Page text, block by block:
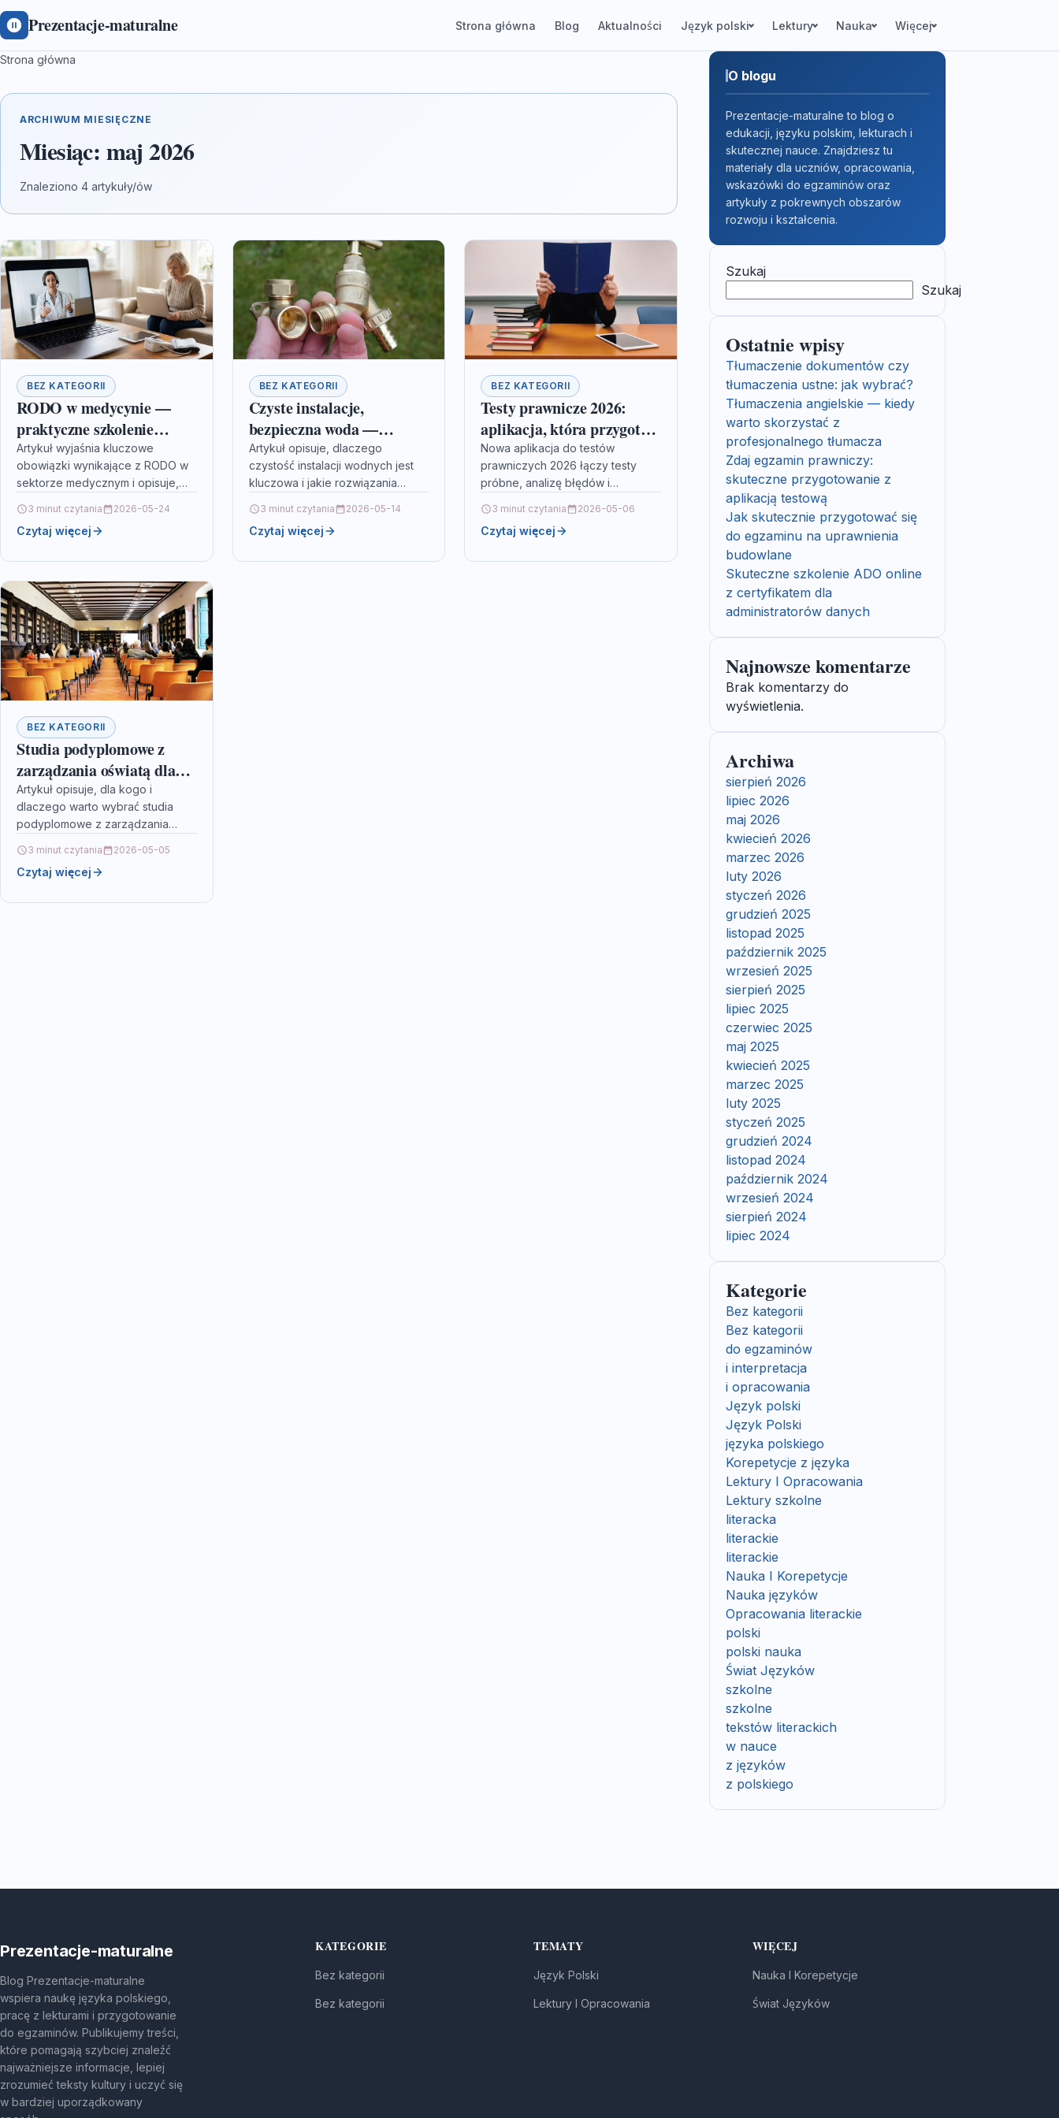
Prezentacje-maturalne Strona główna Blog Aktualności Język polski Lektury Nauka Więcej
Strona główna
ARCHIWUM MIESIĘCZNE
Miesiąc: maj 2026
Znaleziono 4 artykuły/ów
BEZ KATEGORII
RODO w medycynie —
praktyczne szkolenie
online dla lekarzy i
personelu
Artykuł wyjaśnia kluczowe
obowiązki wynikające z RODO w
sektorze medycznym i opisuje,
praktycznego szkolenia online dla
lekarzy i personelu. Przeczytaj,
3 minut czytania 2026-05-24
Czytaj więcej
BEZ KATEGORII
Czyste instalacje,
bezpieczna woda —
rozwiązania Hydrochemia
Water Expert
Artykuł opisuje, dlaczego
czystość instalacji wodnych jest
kluczowa i jakie rozwiązania
Expert. Dowiesz się o
technologiach, korzyściach i
3 minut czytania 2026-05-14
Czytaj więcej
BEZ KATEGORII
Testy prawnicze 2026:
aplikacja, która przygotuje
do aplikacji i notariatu
Nowa aplikacja do testów
prawniczych 2026 łączy testy
próbne, analizę błędów i
Przeczytaj artykuł, aby
dowiedzieć się, jak wykorzystać
3 minut czytania 2026-05-06
Czytaj więcej
BEZ KATEGORII
Studia podyplomowe z
zarządzania oświatą dla
nauczycieli
Artykuł opisuje, dla kogo i
dlaczego warto wybrać studia
podyplomowe z zarządzania
zdobędziesz oraz jak wygląda
rekrutacja i koszty. Przeczytaj,
3 minut czytania 2026-05-05
Czytaj więcej
O blogu
Prezentacje-maturalne to blog o
edukacji, języku polskim, lekturach i
skutecznej nauce. Znajdziesz tu
materiały dla uczniów, opracowania,
wskazówki do egzaminów oraz
artykuły z pokrewnych obszarów
rozwoju i kształcenia.
Szukaj
Szukaj
Ostatnie wpisy
Tłumaczenie dokumentów czy
tłumaczenia ustne: jak wybrać?
Tłumaczenia angielskie — kiedy
warto skorzystać z
profesjonalnego tłumacza
Zdaj egzamin prawniczy:
skuteczne przygotowanie z
aplikacją testową
Jak skutecznie przygotować się
do egzaminu na uprawnienia
budowlane
Skuteczne szkolenie ADO online
z certyfikatem dla
administratorów danych
Najnowsze komentarze
Brak komentarzy do
wyświetlenia.
Archiwa
sierpień 2026
lipiec 2026
maj 2026
kwiecień 2026
marzec 2026
luty 2026
styczeń 2026
grudzień 2025
listopad 2025
październik 2025
wrzesień 2025
sierpień 2025
lipiec 2025
czerwiec 2025
maj 2025
kwiecień 2025
marzec 2025
luty 2025
styczeń 2025
grudzień 2024
listopad 2024
październik 2024
wrzesień 2024
sierpień 2024
lipiec 2024
Kategorie
Bez kategorii
Bez kategorii
do egzaminów
i interpretacja
i opracowania
Język polski
Język Polski
języka polskiego
Korepetycje z języka
Lektury I Opracowania
Lektury szkolne
literacka
literackie
literackie
Nauka I Korepetycje
Nauka języków
Opracowania literackie
polski
polski nauka
Świat Języków
szkolne
szkolne
tekstów literackich
w nauce
z języków
z polskiego
Prezentacje-maturalne
Blog Prezentacje-maturalne
wspiera naukę języka polskiego,
pracę z lekturami i przygotowanie
do egzaminów. Publikujemy treści,
które pomagają szybciej znaleźć
najważniejsze informacje, lepiej
zrozumieć teksty kultury i uczyć się
w bardziej uporządkowany
KATEGORIE
Bez kategorii
Bez kategorii
TEMATY
Język Polski
Lektury I Opracowania
WIĘCEJ
Nauka I Korepetycje
Świat Języków